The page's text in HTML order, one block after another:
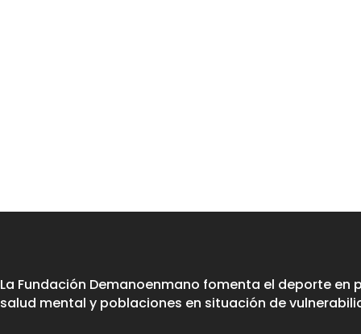
La Fundación Demanoenmano fomenta el deporte
salud mental y poblaciones en situación de